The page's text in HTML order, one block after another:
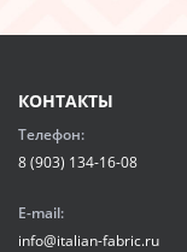
КОНТАКТЫ
Телефон:
8 (903) 134-16-08
E-mail:
info@italian-fabric.ru